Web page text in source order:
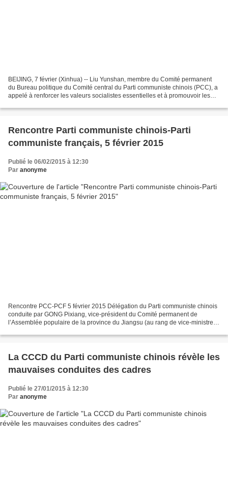
BEIJING, 7 février (Xinhua) -- Liu Yunshan, membre du Comité permanent
du Bureau politique du Comité central du Parti communiste chinois (PCC), a
appelé à renforcer les valeurs socialistes essentielles et à promouvoir les
Rencontre Parti communiste chinois-Parti
communiste français, 5 février 2015
Publié le 06/02/2015 à 12:30
Par anonyme
Rencontre PCC-PCF 5 février 2015 Délégation du Parti communiste chinois
conduite par GONG Pixiang, vice-président du Comité permanent de
l’Assemblée populaire de la province du Jiangsu (au rang de vice-ministre),
La CCCD du Parti communiste chinois révèle les
mauvaises conduites des cadres
Publié le 27/01/2015 à 12:30
Par anonyme